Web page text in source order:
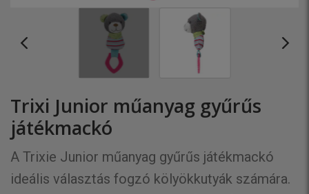
Trixi Junior műanyag gyűrűs
játékmackó
A Trixie Junior műanyag gyűrűs játékmackó
ideális választás fogzó kölyökkutyák számára.